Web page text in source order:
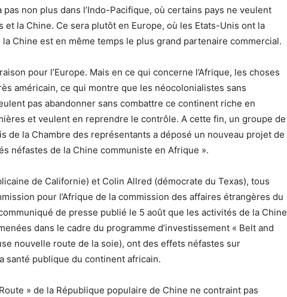
non plus dans l’Indo-Pacifique, où certains pays ne veulent
et la Chine. Ce sera plutôt en Europe, où les Etats-Unis ont la
Chine est en même temps le plus grand partenaire commercial.
pour l’Europe. Mais en ce qui concerne l’Afrique, les choses
américain, ce qui montre que les néocolonialistes sans
pas abandonner sans combattre ce continent riche en
et veulent en reprendre le contrôle. A cette fin, un groupe de
de la Chambre des représentants a déposé un nouveau projet de
néfastes de la Chine communiste en Afrique ».
de Californie) et Colin Allred (démocrate du Texas), tous
pour l’Afrique de la commission des affaires étrangères du
de presse publié le 5 août que les activités de la Chine
dans le cadre du programme d’investissement « Belt and
nouvelle route de la soie), ont des effets néfastes sur
santé publique du continent africain.
» de la République populaire de Chine ne contraint pas